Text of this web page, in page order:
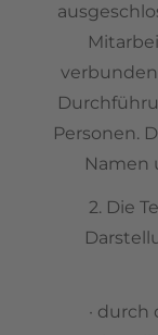
Personen.
Namen
2. Die
·